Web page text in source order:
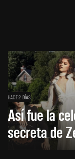
HACE 2 DÍAS
Así fue la
secreta de